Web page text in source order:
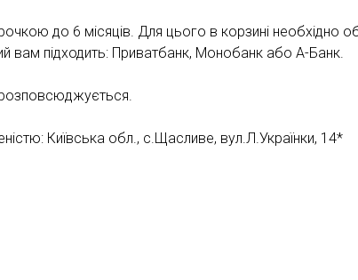
до 6 місяців. Для цього в корзині необхідно
вам підходить: Приватбанк, Монобанк або А-Банк.
Київська обл., с.Щасливе, вул.Л.Українки, 14*